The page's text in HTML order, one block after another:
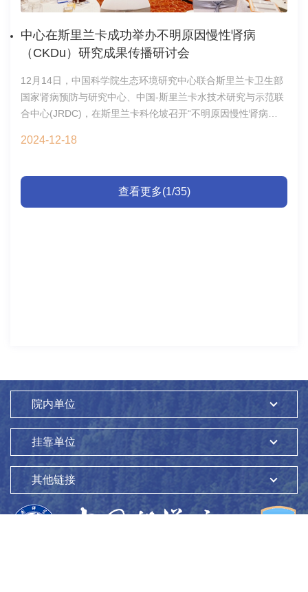
队建立了基于热裂解气相色谱-质谱法测定水环境微纳塑料质量
50和50–1000μm）微塑料和纳米塑料的质量浓度变化。研究发
现，MPs的质量浓度从进水中的26.23降至1.75μg/L，NPs的质
93.7%，其中纳米塑料（0.01–1μm）占比5.6–19.5%，其去除
率低于微塑料（>1μm）；基于全年污水排放量估算，每年约有
0.321吨微塑料、0.052吨纳米塑料排放至河流中。该研究分析
了污水中粒径范围0.01–1000μm的微塑料和纳米塑料的质量浓
浓度监测当前饮用水中消毒后生成的消毒副产物（DBPs）仍有
近50%处于未知状态，且常规质谱识别未知DBPs方法难以明确
大分子DBPs中氯原子数增加，O/C呈上升趋势，芳香指数则呈
下降趋势；此外，还明确了氯胺消毒中未知大分子DBPs是消毒
后生成的总有机卤素的主要组成，由于氯胺的“缓释效应”，氯胺
消毒后的水中识别出更多未知大分子Cl-DBPs。上述结果将毒
性评估与未知DBPs识别相结合，为了解饮用水氯、氯胺消毒后
生成的高毒性组分与物化特征提供了新见解。图2毒性导向的饮
用水中未知消毒副产物识别ES&T2023年最佳论文奖链接：
https://doi.org/10.1021/acs.est.4c12812论文1链接：
https://doi.org/10.1021/acs.est.2c07810论文2链接：
中心在斯里兰卡成功举办不明原因慢性肾病
（CKDu）研究成果传播研讨会
12月14日，中国科学院生态环境研究中心联合斯里兰卡卫生部
国家肾病预防与研究中心、中国-斯里兰卡水技术研究与示范联
合中心(JRDC)，在斯里兰卡科伦坡召开“不明原因慢性肾病
果，探讨进一步合作研究的方向与路径。斯里兰卡卫生与大众
港特别行政区等政产学研各界近70名代表参加研讨。会议由斯
里兰卡卫生与大众传媒部辅秘LakshmiSomatunga博士主持。
的电渗析（EDR）设备，对改善农村饮用水安全状况，提升中
斯科技合作水平，增进斯里兰卡人民福祉具有重要意义。此次
研讨会的成功召开，不仅是中斯双方在CKDu追因和防治领域合
作的里程碑，还为两国在医疗健康和环境保护等方面的深入交
流开辟了新的路径，更为增进中斯两国人民的友好情谊注入了
强大动力。中心向斯方捐赠设备研讨会合影环境科技海外合作
中心国际合作处2024年12月18日
2024-12-18
查看更多(1/35)
院内单位
挂靠单位
其他链接